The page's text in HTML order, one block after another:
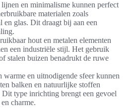
lijnen en minimalisme kunnen perfect
materialen zoals
en glas. Dit draagt bij aan een
hout en metalen elementen
een industriële stijl. Het gebruik
stalen buizen benadrukt de ruwe
warme en uitnodigende sfeer kunnen
balken en natuurlijke stoffen
type inrichting brengt een gevoel
charme.